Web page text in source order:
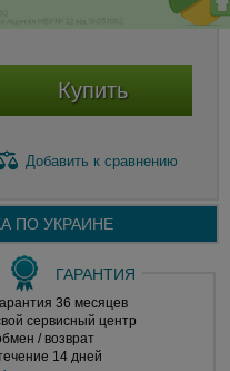
Купить
Добавить к сравнению
ПО УКРАИНЕ
ГАРАНТИЯ
36 месяцев
сервисный центр
/ возврат
14 дней